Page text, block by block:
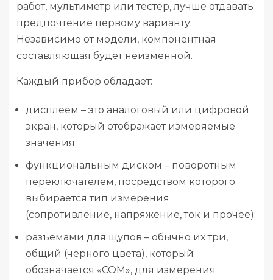
работ, мультиметр или тестер, лучше отдавать
предпочтение первому варианту.
Независимо от модели, компонентная
составляющая будет неизменной.
Каждый прибор обладает:
дисплеем – это аналоговый или цифровой
экран, который отображает измеряемые
значения;
функциональным диском – поворотным
переключателем, посредством которого
выбирается тип измерения
(сопротивление, напряжение, ток и прочее);
разъемами для щупов – обычно их три,
общий (черного цвета), который
обозначается «COM», для измерения